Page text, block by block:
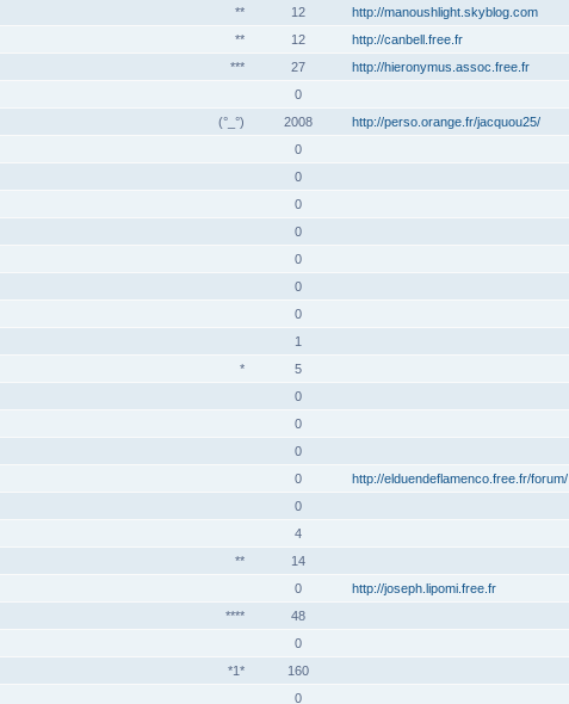
**
12 http://manoushlight.skyblog.com
**
12 http://canbell.free.fr
***
27 http://hieronymus.assoc.free.fr
0
(°_°)
2008 http://perso.orange.fr/jacquou25/
0
0
0
0
0
0
0
1
*
5
0
0
0
0 http://elduendeflamenco.free.fr/forum/
0
4
**
14
0 http://joseph.lipomi.free.fr
****
48
0
*1*
160
0